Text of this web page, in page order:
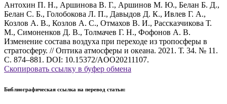
Антохин П. Н., Аршинова В. Г., Аршинов М. Ю., Белан Б. Д.,
Белан С. Б., Голобокова Л. П., Давыдов Д. К., Ивлев Г. А.,
Козлов А. В., Козлов А. С., Отмахов В. И., Рассказчикова Т.
М., Симоненков Д. В., Толмачев Г. Н., Фофонов А. В.
Изменение состава воздуха при переходе из тропосферы в
стратосферу. // Оптика атмосферы и океана. 2021. Т. 34. № 11.
С. 874–881. DOI: 10.15372/AOO20211107.
Скопировать ссылку в буфер обмена
Библиографическая ссылка на перевод статьи: